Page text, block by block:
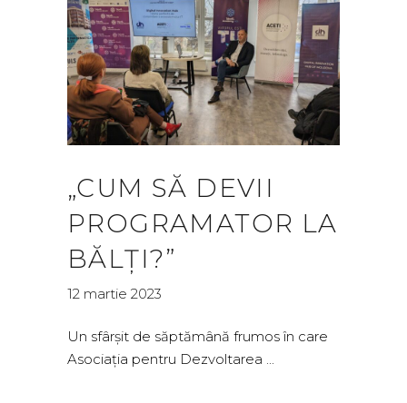
„CUM SĂ DEVII
PROGRAMATOR LA
BĂLȚI?”
12 martie 2023
Un sfârșit de săptămână frumos în care
Asociația pentru Dezvoltarea